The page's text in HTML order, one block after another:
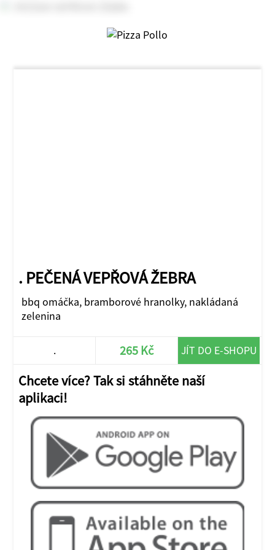
. PEČENÁ VEPŘOVÁ ŽEBRA
bbq omáčka, bramborové hranolky, nakládaná
zelenina
. 265 Kč JÍT DO E-SHOPU
Chcete více? Tak si stáhněte naší
aplikaci!